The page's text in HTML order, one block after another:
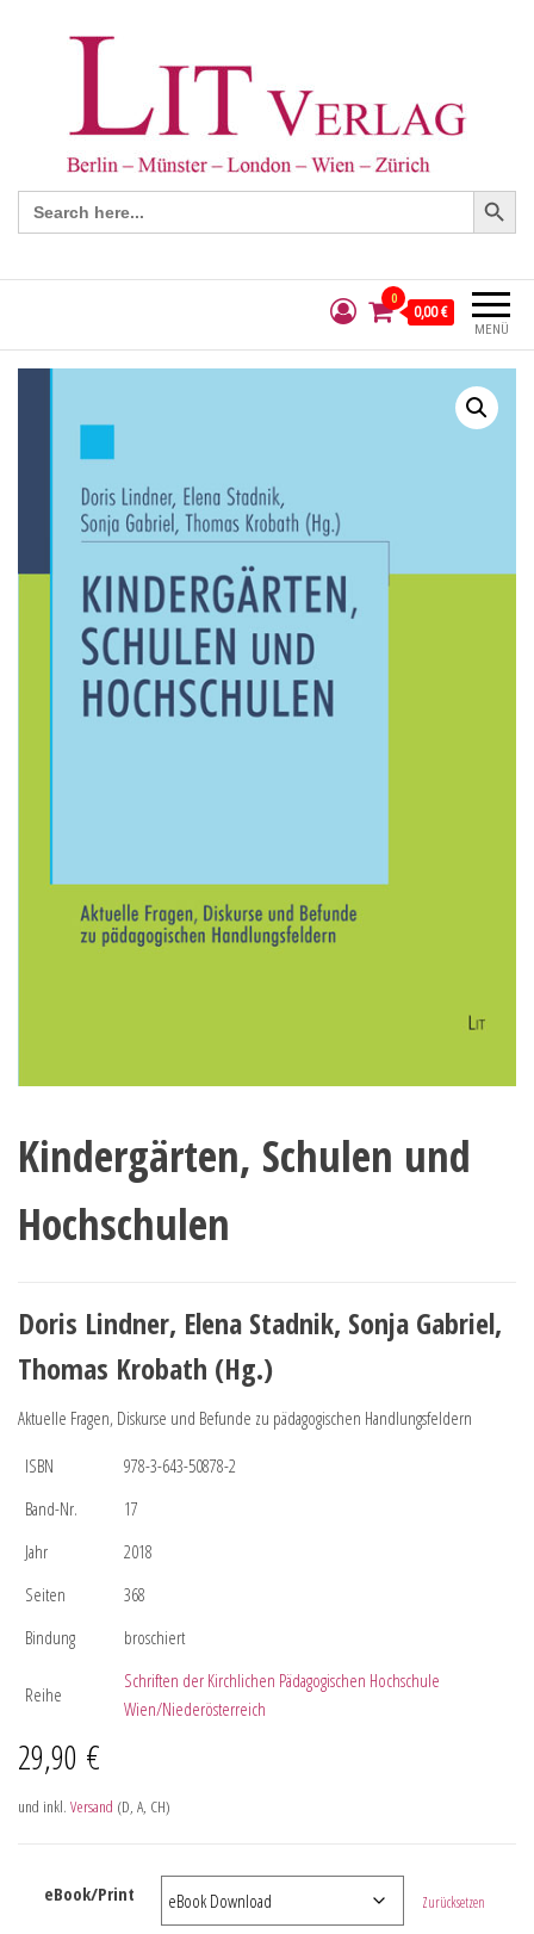
Search
for:
Search Button
MENÜ
0
0,00 €
Kindergärten, Schulen und
Hochschulen
Doris Lindner, Elena Stadnik, Sonja Gabriel,
Thomas Krobath (Hg.)
Aktuelle Fragen, Diskurse und Befunde zu pädagogischen Handlungsfeldern
ISBN
978-3-643-50878-2
Band-Nr.
17
Jahr
2018
Seiten
368
Bindung
broschiert
Reihe
Schriften der Kirchlichen Pädagogischen Hochschule
Wien/Niederösterreich
29,90 €
und inkl. Versand (D, A, CH)
eBook/Print Zurücksetzen